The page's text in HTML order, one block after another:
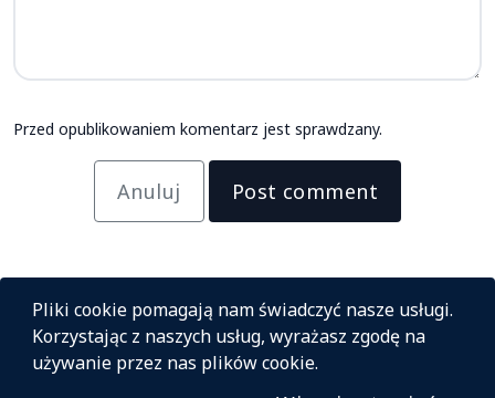
Przed opublikowaniem komentarz jest sprawdzany.
Anuluj Post comment
Pliki cookie pomagają nam świadczyć nasze usługi.
Korzystając z naszych usług, wyrażasz zgodę na
używanie przez nas plików cookie.